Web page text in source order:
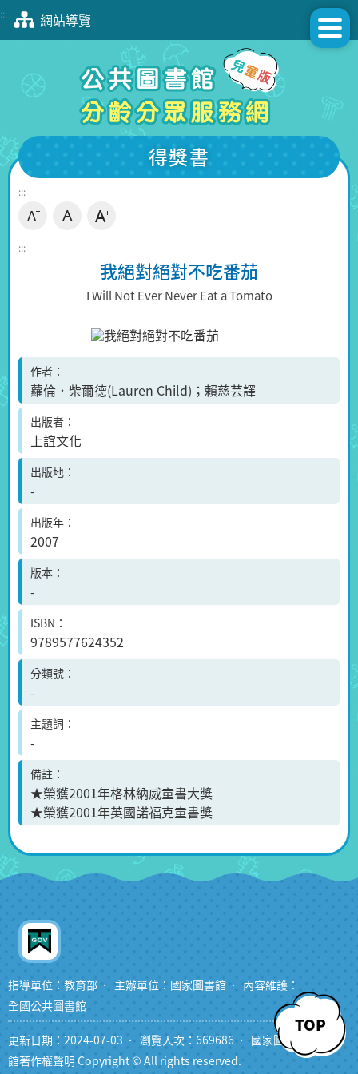
跳
塊
::: 網站導覽
得獎書
:::
:::
我絕對絕對不吃番茄
I Will Not Ever Never Eat a Tomato
作者
蘿倫．柴爾德(Lauren Child)；賴慈芸譯
出版者
上誼文化
出版地
-
出版年
2007
版本
-
ISBN
9789577624352
分類號
-
主題詞
-
備註
★榮獲2001年格林納威童書大獎
★榮獲2001年英國諾福克童書獎
TOP
指導單位：教育部 主辦單位：國家圖書館
內容維護：
全國公共圖書館
更新日期：2024-07-03 瀏覽人次：669686
國家圖書
館著作權聲明 Copyright © All rights reserved.